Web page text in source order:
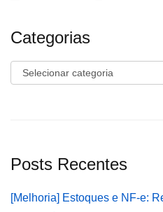
Categorias
Categorias
Posts Recentes
[Melhoria] Estoques e NF-e: